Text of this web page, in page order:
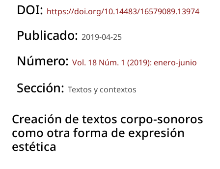
DOI: https://doi.org/10.14483/16579089.13974
Publicado: 2019-04-25
Número: Vol. 18 Núm. 1 (2019): enero-junio
Sección: Textos y contextos
Creación de textos corpo-sonoros
como otra forma de expresión
estética